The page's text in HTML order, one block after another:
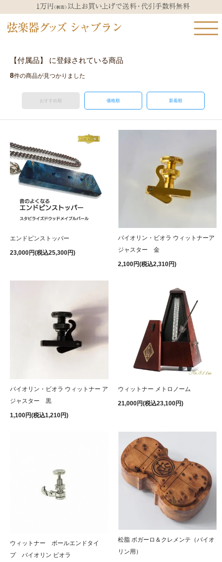
【付属品】 に登録されている商品
8件の商品が見つかりました
おすすめ順 価格順 新着順
エンドピンストッパー
23,000円(税込25,300円)
バイオリン・ビオラ ウィットナーア
ジャスター 金
2,100円(税込2,310円)
バイオリン・ビオラ ウィットナー ア
ジャスター 黒
1,100円(税込1,210円)
ウィットナー メトロノーム
21,000円(税込23,100円)
ウィットナー ボールエンドタイ
プ バイオリン ビオラ
松脂 ボガーロ＆クレメンテ（バイオ
リン用）